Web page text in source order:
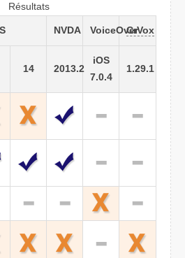
Résultats
NVDA VoiceOverCrVox
14 2013.2
iOS
7.0.4
1.29.1